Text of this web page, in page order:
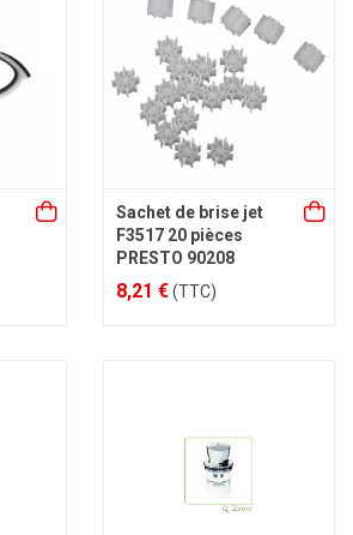
Sachet de brise jet
F3517 20 pièces
PRESTO 90208
8,21 €(TTC)